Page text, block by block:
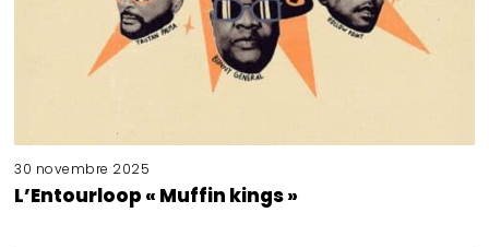
30 novembre 2025
L’Entourloop « Muffin kings »